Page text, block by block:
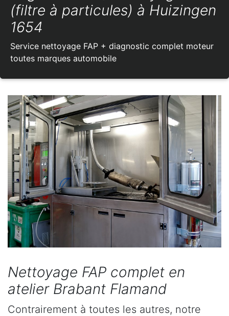
(filtre à particules) à Huizingen
1654
Service nettoyage FAP + diagnostic complet moteur
toutes marques automobile
Nettoyage FAP complet en
atelier Brabant Flamand
Contrairement à toutes les autres, notre